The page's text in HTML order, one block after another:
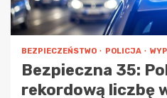
BEZPIECZEŃSTWO POLICJA
Bezpieczna 35:
rekordową liczbę